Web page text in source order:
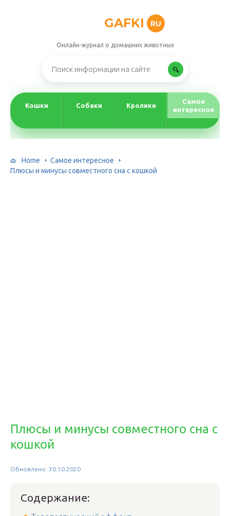
GAFKI RU
Онлайн-журнал о домашних животных
Кошки Собаки Кролики
Самое
интересное
Home
Самое интересное
Плюсы и минусы совместного сна с кошкой
Плюсы и минусы совместного сна с
кошкой
Обновлено: 30.10.2020
Содержание: